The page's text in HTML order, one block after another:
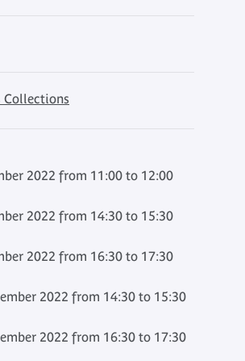
Collections
2022 from 11:00 to 12:00
2022 from 14:30 to 15:30
2022 from 16:30 to 17:30
2022 from 14:30 to 15:30
2022 from 16:30 to 17:30